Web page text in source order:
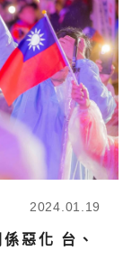
2024.01.19
惡化 台、